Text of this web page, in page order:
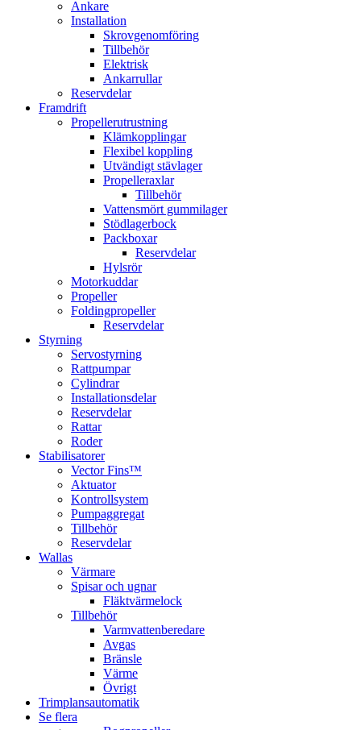
Ankare
Installation
Skrovgenomföring
Tillbehör
Elektrisk
Ankarrullar
Reservdelar
Framdrift
Propellerutrustning
Klämkopplingar
Flexibel koppling
Utvändigt stävlager
Propelleraxlar
Tillbehör
Vattensmört gummilager
Stödlagerbock
Packboxar
Reservdelar
Hylsrör
Motorkuddar
Propeller
Foldingpropeller
Reservdelar
Styrning
Servostyrning
Rattpumpar
Cylindrar
Installationsdelar
Reservdelar
Rattar
Roder
Stabilisatorer
Vector Fins™
Aktuator
Kontrollsystem
Pumpaggregat
Tillbehör
Reservdelar
Wallas
Värmare
Spisar och ugnar
Fläktvärmelock
Tillbehör
Varmvattenberedare
Avgas
Bränsle
Värme
Övrigt
Trimplansautomatik
Se flera